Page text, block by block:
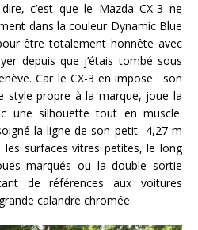
c’est que le Mazda CX-3 ne
dans la couleur Dynamic Blue
être totalement honnête avec
depuis que j’étais tombé sous
Car le CX-3 en impose : son
style propre à la marque, joue la
une silhouette tout en muscle.
la ligne de son petit -4,27 m
surfaces vitres petites, le long
marqués ou la double sortie
de références aux voitures
calandre chromée.